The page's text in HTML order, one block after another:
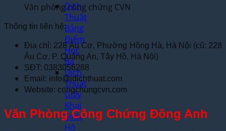
Dịch
Thuật
Bảng
Điểm
Học
Bạ
Dịch
Thuật
Giấy
Khai
Sinh,
Hộ
Văn phòng công chứng CVN
Thông tin liên hệ:
Địa chỉ: 228 Âu Cơ, Phường Hồng Hà, Hà Nội (cũ: 228
Âu Cơ, P. Quảng An, Tây Hồ, Hà Nội)
SĐT: 0383056288
Email: info@idichthuat.com
Website: congchungcvn.com
Văn Phòng Công Chứng Đông Anh